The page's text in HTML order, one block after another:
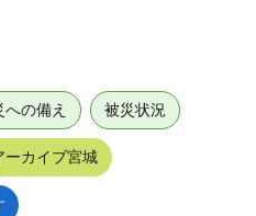
への備え 被災状況
ーカイブ宮城